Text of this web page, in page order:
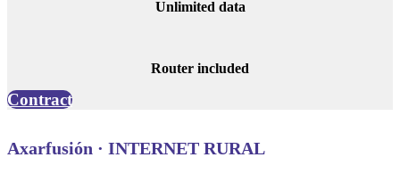
Unlimited data
Router included
Contract
Axarfusión · INTERNET RURAL